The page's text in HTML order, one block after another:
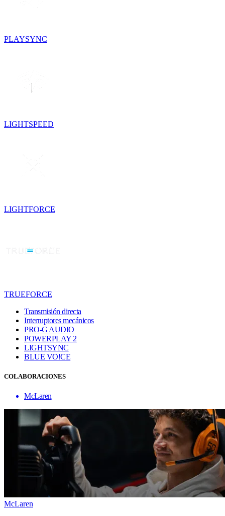
PLAYSYNC
LIGHTSPEED
LIGHTFORCE
TRUEFORCE
Transmisión directa
Interruptores mecánicos
PRO-G AUDIO
POWERPLAY 2
LIGHTSYNC
BLUE VO!CE
COLABORACIONES
McLaren
McLaren